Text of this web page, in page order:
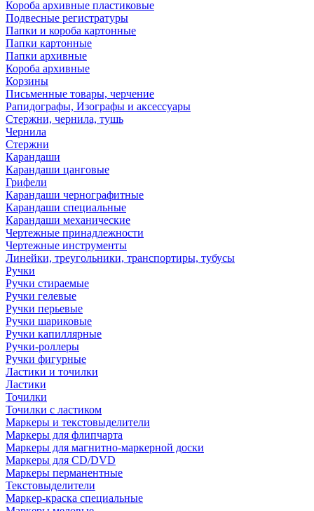
Короба архивные пластиковые
Подвесные регистратуры
Папки и короба картонные
Папки картонные
Папки архивные
Короба архивные
Корзины
Письменные товары, черчение
Рапидографы, Изографы и аксессуары
Стержни, чернила, тушь
Чернила
Стержни
Карандаши
Карандаши цанговые
Грифели
Карандаши чернографитные
Карандаши специальные
Карандаши механические
Чертежные принадлежности
Чертежные инструменты
Линейки, треугольники, транспортиры, тубусы
Ручки
Ручки стираемые
Ручки гелевые
Ручки перьевые
Ручки шариковые
Ручки капиллярные
Ручки-роллеры
Ручки фигурные
Ластики и точилки
Ластики
Точилки
Точилки с ластиком
Маркеры и текстовыделители
Маркеры для флипчарта
Маркеры для магнитно-маркерной доски
Маркеры для CD/DVD
Маркеры перманентные
Текстовыделители
Маркер-краска специальные